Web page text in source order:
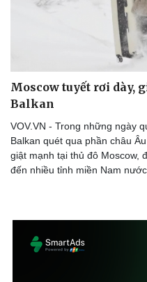
Moscow tuyết rơi dày,
Balkan
VOV.VN - Trong những ngày
Balkan quét qua phần châu
giật mạnh tại thủ đô Moscow,
đến nhiều tỉnh miền Nam nước